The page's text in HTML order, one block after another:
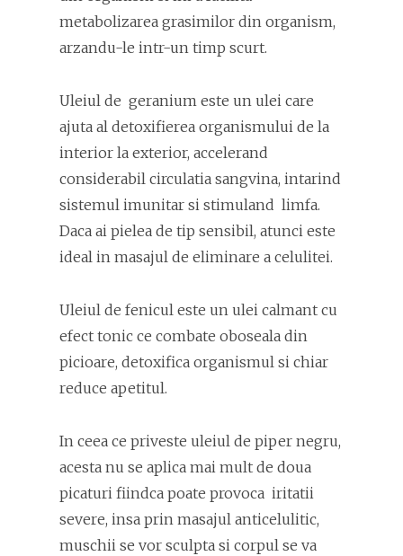
metabolizarea grasimilor din organism,
arzandu-le intr-un timp scurt.
Uleiul de geranium este un ulei care
ajuta al detoxifierea organismului de la
interior la exterior, accelerand
considerabil circulatia sangvina, intarind
sistemul imunitar si stimuland limfa.
Daca ai pielea de tip sensibil, atunci este
ideal in masajul de eliminare a celulitei.
Uleiul de fenicul este un ulei calmant cu
efect tonic ce combate oboseala din
picioare, detoxifica organismul si chiar
reduce apetitul.
In ceea ce priveste uleiul de piper negru,
acesta nu se aplica mai mult de doua
picaturi fiindca poate provoca iritatii
severe, insa prin masajul anticelulitic,
muschii se vor sculpta si corpul se va